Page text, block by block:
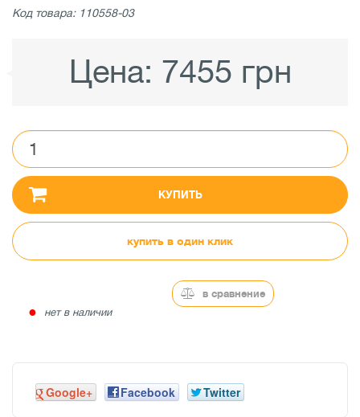
Код товара: 110558-03
Цена: 7455 грн
КУПИТЬ
купить в один клик
● нет в наличии
в сравнение
Google+ Facebook Twitter